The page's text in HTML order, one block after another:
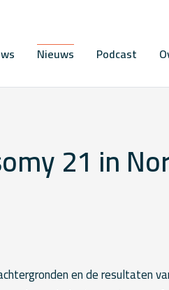
Nieuws Podcast
21 in
en de resultaten